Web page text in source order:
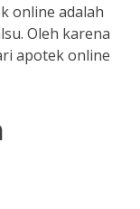
online adalah
Oleh karena
apotek online